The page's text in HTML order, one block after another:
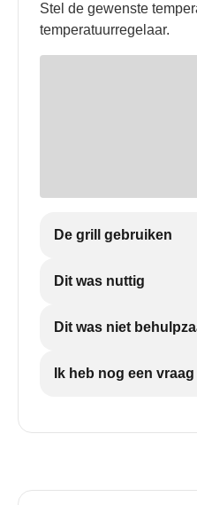
Stel de gewenste
temperatuurregelaar.
De grill gebruiken
Dit was nuttig
Dit was niet
Ik heb nog een vraag